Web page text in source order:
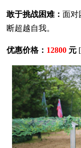
敢于挑战困难：面对
断超越自我。
优惠价格： 12800 元